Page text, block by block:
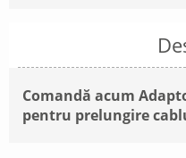
Comandă acum
pentru prelungire